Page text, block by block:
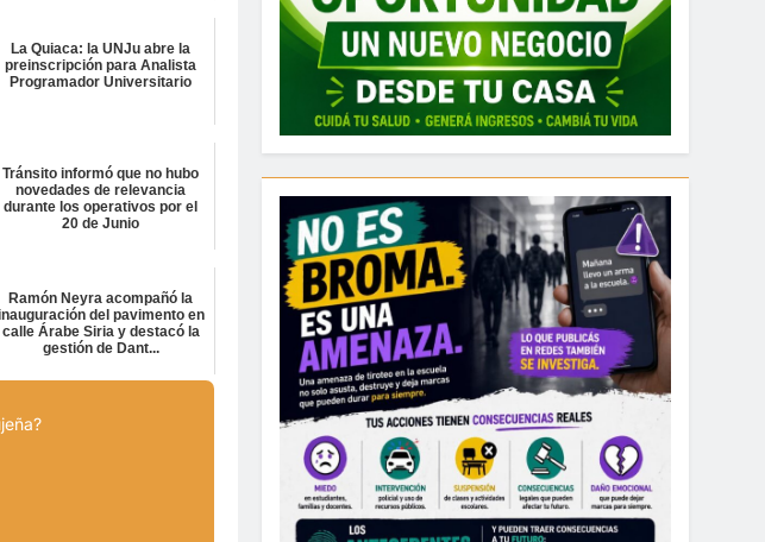
La Quiaca: la UNJu abre la
preinscripción para Analista
Programador Universitario
Tránsito informó que no hubo
novedades de relevancia
durante los operativos por el
20 de Junio
Ramón Neyra acompañó la
del pavimento en
calle Árabe Siria y destacó la
gestión de Dant...